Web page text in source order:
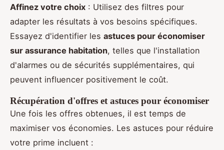
Affinez votre choix : Utilisez des filtres pour
adapter les résultats à vos besoins spécifiques.
Essayez d'identifier les astuces pour économiser
sur assurance habitation, telles que l'installation
d'alarmes ou de sécurités supplémentaires, qui
peuvent influencer positivement le coût.
Récupération d'offres et astuces pour économiser
Une fois les offres obtenues, il est temps de
maximiser vos économies. Les astuces pour réduire
votre prime incluent :